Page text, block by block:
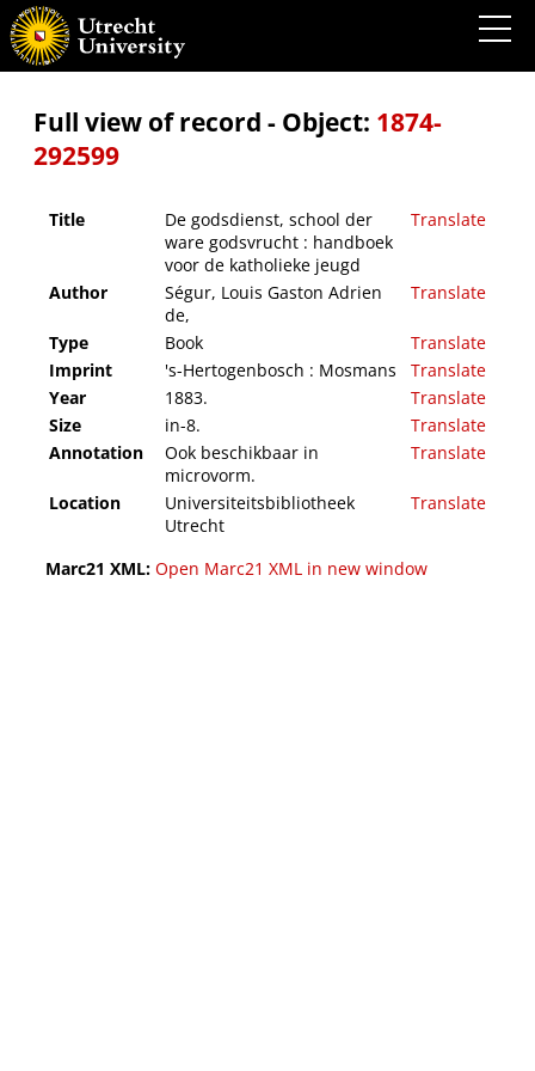
De godsdienst, school der ware godsvrucht : handboek voor de katholieke jeugd
Full view of record - Object: 1874-
292599
Title
De godsdienst, school der
ware godsvrucht : handboek
voor de katholieke jeugd
Translate
Author
Ségur, Louis Gaston Adrien
de,
Translate
Type Book
Translate
Imprint
's-Hertogenbosch : Mosmans
Translate
Year
1883.
Translate
Size
in-8.
Translate
Annotation
Ook beschikbaar in
microvorm.
Translate
Location
Universiteitsbibliotheek
Utrecht
Translate
Marc21 XML: Open Marc21 XML in new window